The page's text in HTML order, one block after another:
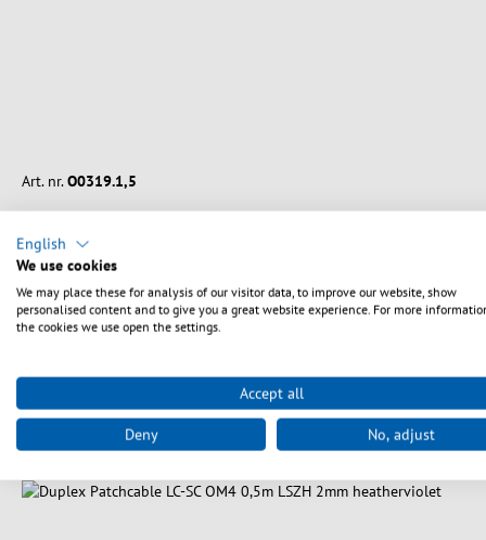
Art. nr. O0319.1,5
Duplex Patchcable LC-LC OM4 1,5m LSZH 2mm
Length: 1.5 m
English
We use cookies
We may place these for analysis of our visitor data, to improve our website, show
personalised content and to give you a great website experience. For more
the cookies we use open the settings.
Accept all
Deny No, adjust